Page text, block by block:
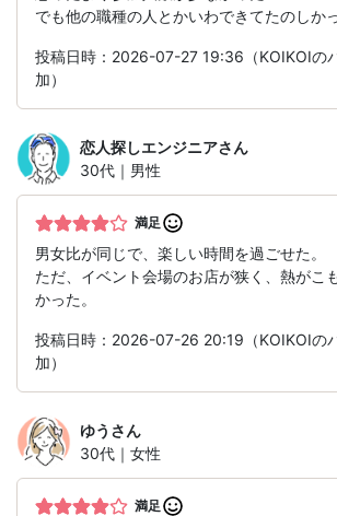
でも他の職種の人とかいわできてたのしか
投稿日時：2026-07-27 19:36（KOIKOIの
加）
恋人探しエンジニアさん
30代｜男性
満足
男女比が同じで、楽しい時間を過ごせた。
ただ、イベント会場のお店が狭く、熱がこ
かった。
投稿日時：2026-07-26 20:19（KOIKOIの
加）
ゆう さん
30代｜女性
満足